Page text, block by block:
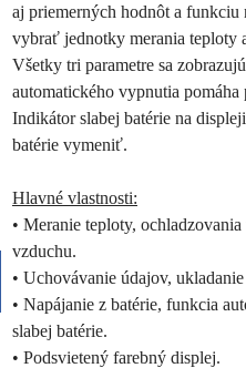
aj priemerných hodnôt a funkciu
vybrať jednotky merania teploty
Všetky tri parametre sa
automatického vypnutia
Indikátor slabej batérie na
batérie vymeniť.
Hlavné vlastnosti:
• Meranie teploty,
vzduchu.
• Uchovávanie údajov,
• Napájanie z batérie, funkcia
slabej batérie.
• Podsvietený farebný displej.